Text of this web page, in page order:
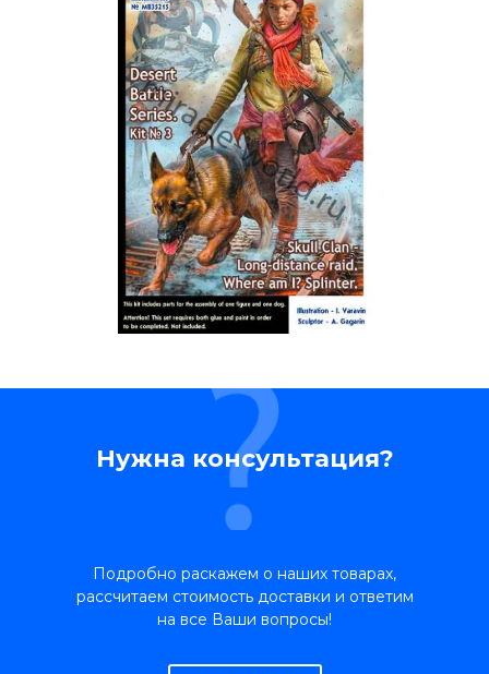
Нужна консультация?
Подробно раскажем о наших товарах,
рассчитаем стоимость доставки и ответим
на все Ваши вопросы!